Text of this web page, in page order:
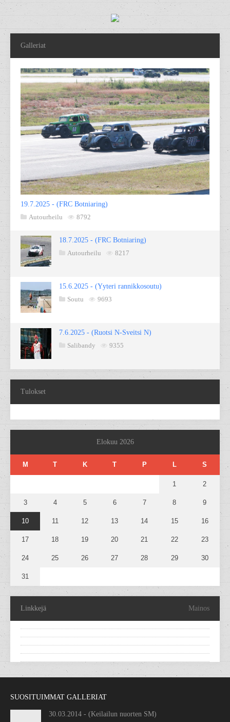
Galleriat
19.7.2025 - (FRC Botniaring)
Autourheilu
8792
18.7.2025 - (FRC Botniaring)
Autourheilu
8217
15.6.2025 - (Yyteri rannikkosoutu)
Soutu
9693
7.6.2025 - (Ruotsi N-Sveitsi N)
Salibandy
9355
Tulokset
Elokuu 2026
M T K T P L S
1 2
3 4 5 6 7 8 9
10 11 12 13 14 15 16
17 18 19 20 21 22 23
24 25 26 27 28 29 30
31
Linkkejä Mainos
SUOSITUIMMAT GALLERIAT
30.03.2014 - (Keilailun nuorten SM)